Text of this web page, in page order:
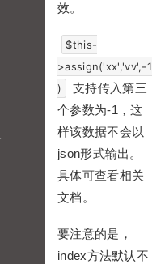
效。
$this-
>assign('xx','vv',-1
)
支持传入第三
个参数为-1，这
样该数据不会以
json形式输出。
具体可查看相关
文档。
要注意的是，
index方法默认不